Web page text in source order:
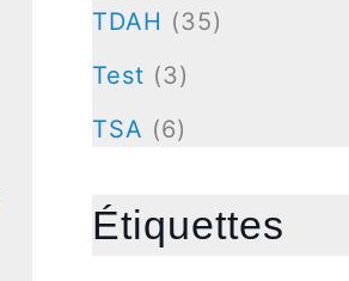
TDAH (35)
Test (3)
TSA (6)
Étiquettes